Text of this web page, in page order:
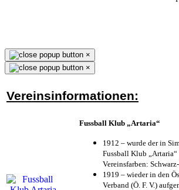
×
×
Vereinsinformationen:
Fussball Klub „Artaria“
1912 – wurde der in
Fussball Klub
Vereinsfarben:
1919 – wieder in den
Verband (Ö. F. V.)